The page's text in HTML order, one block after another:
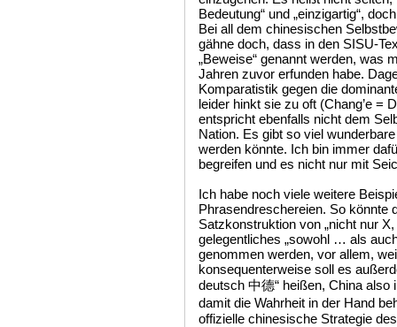
Bedeutung“ und „einzigartig“,
Bei all dem chinesischen
gähne doch, dass in den SISU-
„Beweise“ genannt werden, was
Jahren zuvor erfunden habe.
Komparatistik gegen die
leider hinkt sie zu oft (Chang’e =
entspricht ebenfalls nicht dem
Nation. Es gibt so viel
werden könnte. Ich bin immer
begreifen und es nicht nur mit
Ich habe noch viele weitere
Phrasendreschereien. So könnte
Satzkonstruktion von „nicht nur
gelegentliches „sowohl … als
genommen werden, vor allem,
konsequenterweise soll es
deutsch 中德“ heißen, China
damit die Wahrheit in der Hand
offizielle chinesische Strategie